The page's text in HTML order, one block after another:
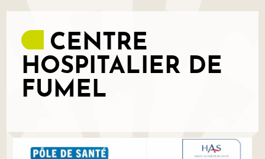
CENTRE
HOSPITALIER DE
FUMEL